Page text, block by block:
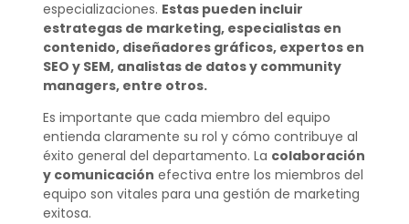
especializaciones. Estas pueden incluir
estrategas de marketing, especialistas en
contenido, diseñadores gráficos, expertos en
SEO y SEM, analistas de datos y community
managers, entre otros.
Es importante que cada miembro del equipo
entienda claramente su rol y cómo contribuye al
éxito general del departamento. La colaboración
y comunicación efectiva entre los miembros del
equipo son vitales para una gestión de marketing
exitosa.